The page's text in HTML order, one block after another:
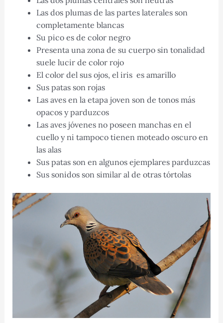
Las dos plumas de las partes laterales son
completamente blancas
Su pico es de color negro
Presenta una zona de su cuerpo sin tonalidad
suele lucir de color rojo
El color del sus ojos, el iris es amarillo
Sus patas son rojas
Las aves en la etapa joven son de tonos más
opacos y parduzcos
Las aves jóvenes no poseen manchas en el
cuello y ni tampoco tienen moteado oscuro en
las alas
Sus patas son en algunos ejemplares parduzcas
Sus sonidos son similar al de otras tórtolas